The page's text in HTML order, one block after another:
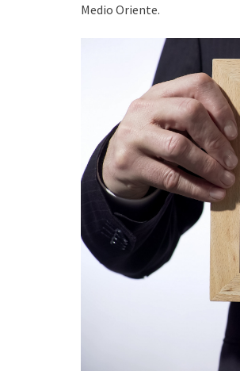
Medio Oriente.